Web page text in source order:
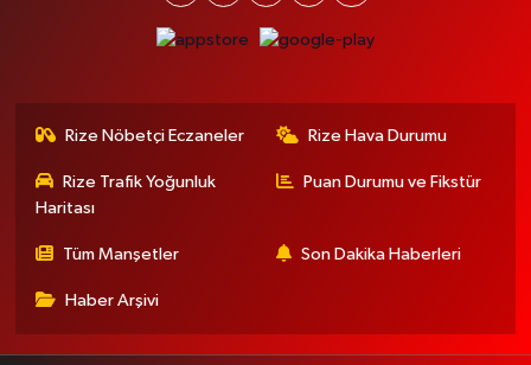
Rize Nöbetçi Eczaneler Rize Hava Durumu
Rize Trafik Yoğunluk
Haritası
Puan Durumu ve Fikstür
Tüm Manşetler Son Dakika Haberleri
Haber Arşivi